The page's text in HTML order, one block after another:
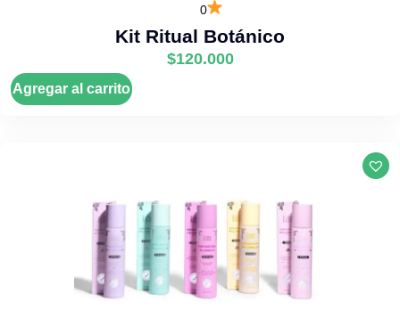
0
Kit Ritual Botánico
$120.000
Agregar al carrito